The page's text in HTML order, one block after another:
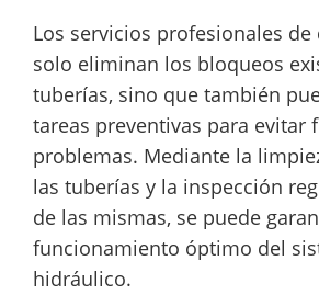
Los servicios profesionales de
solo eliminan los bloqueos
tuberías, sino que también
tareas preventivas para evitar
problemas. Mediante la
las tuberías y la inspección
de las mismas, se puede
funcionamiento óptimo del
hidráulico.